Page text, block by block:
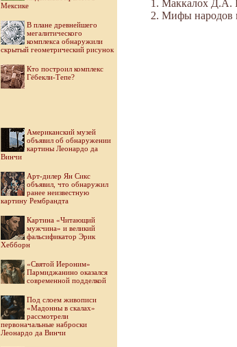
Мексике
В плане древнейшего
мегалитического
комплекса обнаружили
скрытый геометрический рисунок
Кто построил комплекс
Гёбекли-Тепе?
Американский музей
объявил об обнаружении
картины Леонардо да
Винчи
Арт-дилер Ян Сикс
объявил, что обнаружил
ранее неизвестную
картину Рембрандта
Картина «Читающий
мужчина» и великий
фальсификатор Эрик
Хебборн
«Святой Иероним»
Пармиджанино оказался
современной подделкой
Под слоем живописи
«Мадонны в скалах»
рассмотрели
первоначальные наброски
Леонардо да Винчи
Маккалох Д.А.
Мифы народов